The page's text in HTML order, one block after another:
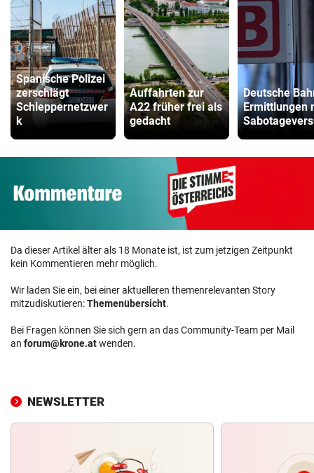
Spanische Polizei
zerschlägt
Schleppernetzwer
k
Auffahrten zur
A22 früher frei als
gedacht
Deutsche
Ermittlungen
Da dieser Artikel älter als 18 Monate ist, ist zum jetzigen Zeitpunkt
kein Kommentieren mehr möglich.
Wir laden Sie ein, bei einer aktuelleren themenrelevanten Story
mitzudiskutieren:Themenübersicht.
Bei Fragen können Sie sich gern an das Community-Team per Mail
an forum@krone.atwenden.
NEWSLETTER